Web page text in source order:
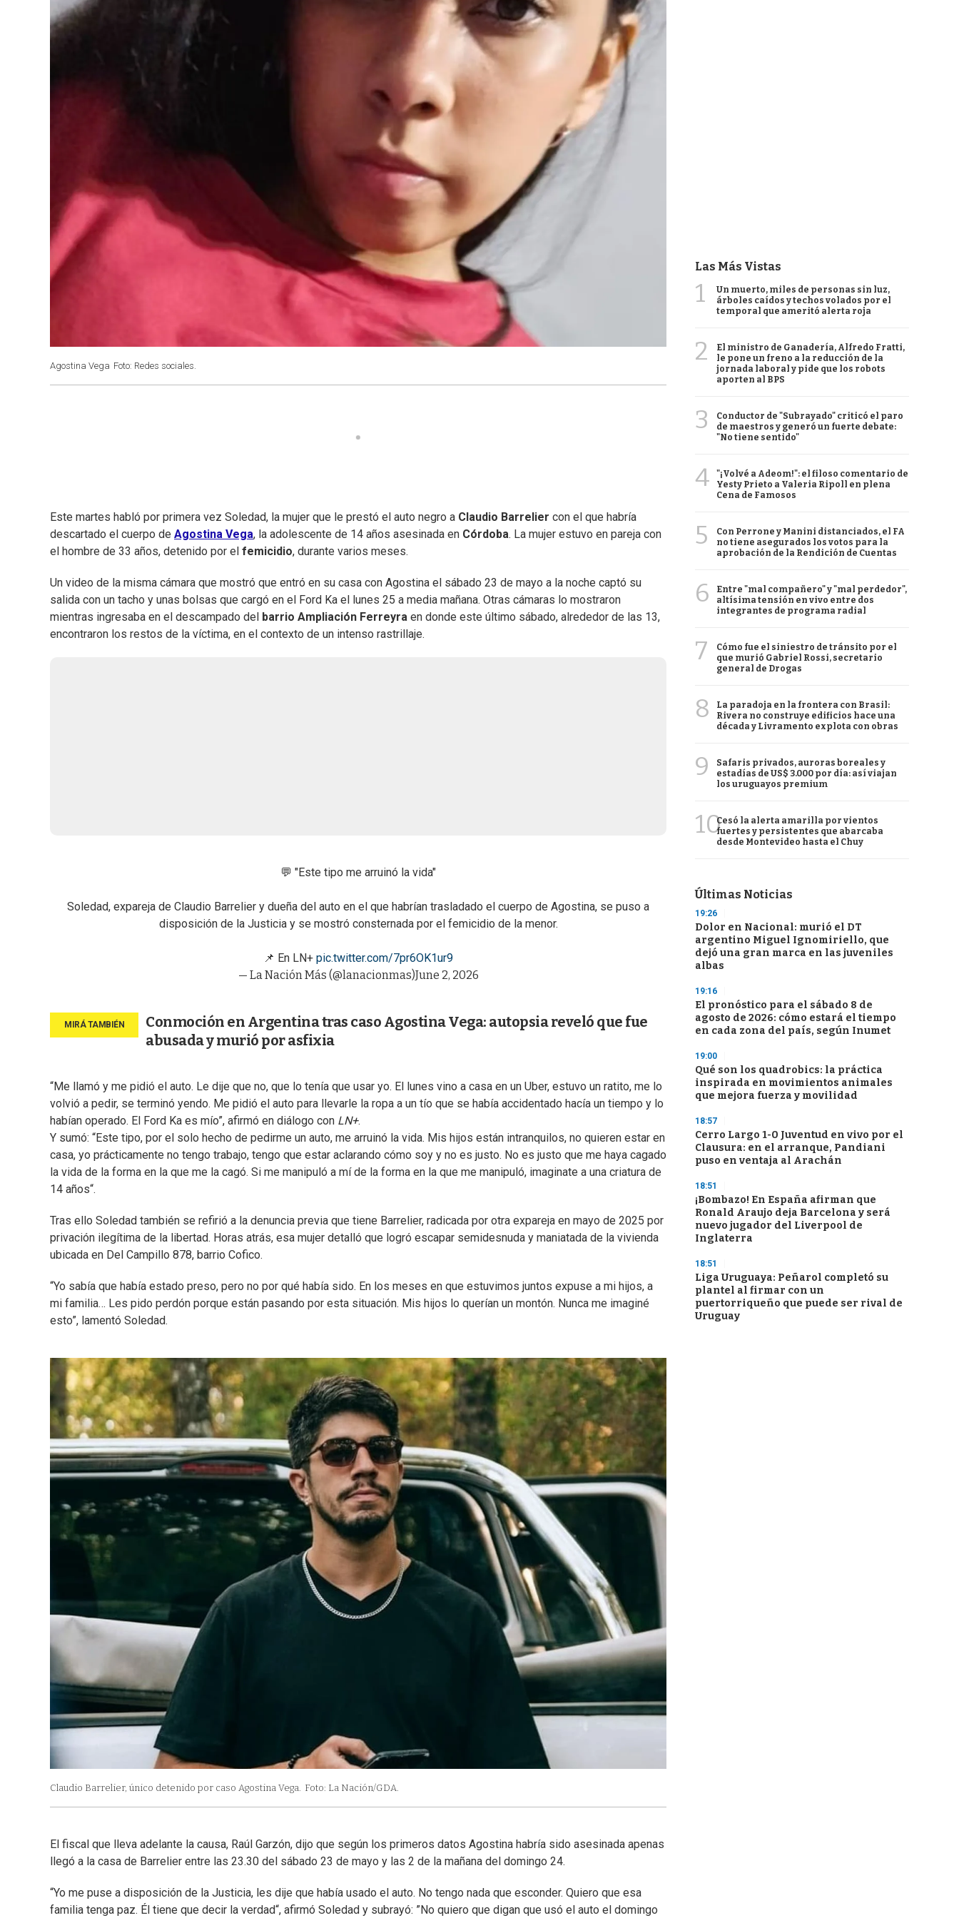
Agostina Vega Foto: Redes sociales.
Este martes habló por primera vez Soledad, la mujer que le prestó el auto negro a Claudio Barrelier con el que habría
descartado el cuerpo de Agostina Vega, la adolescente de 14 años asesinada en Córdoba. La mujer estuvo en pareja con
el hombre de 33 años, detenido por el femicidio, durante varios meses.
Un video de la misma cámara que mostró que entró en su casa con Agostina el sábado 23 de mayo a la noche captó su
salida con un tacho y unas bolsas que cargó en el Ford Ka el lunes 25 a media mañana. Otras cámaras lo mostraron
mientras ingresaba en el descampado del
barrio Ampliación Ferreyra en donde este último sábado, alrededor de las 13,
encontraron los restos de la víctima, en el contexto de un intenso rastrillaje.
💬 "Este tipo me arruinó la vida"
Soledad, expareja de Claudio Barrelier y dueña del auto en el que habrían trasladado el cuerpo de Agostina, se puso a
disposición de la Justicia y se mostró consternada por el femicidio de la menor.
📌 En LN+ pic.twitter.com/7pr6OK1ur9
— La Nación Más (@lanacionmas)June 2, 2026
Conmoción en Argentina tras caso Agostina Vega: autopsia reveló que fue
abusada y murió por asfixia
“Me llamó y me pidió el auto. Le dije que no, que lo tenía que usar yo. El lunes vino a casa en un Uber, estuvo un ratito, me lo
volvió a pedir, se terminó yendo. Me pidió el auto para llevarle la ropa a un tío que se había accidentado hacía un tiempo y lo
habían operado. El Ford Ka es mío”, afirmó en diálogo con LN+.
Y sumó: “Este tipo, por el solo hecho de pedirme un auto, me arruinó la vida. Mis hijos están intranquilos, no quieren estar en
casa, yo prácticamente no tengo trabajo, tengo que estar aclarando cómo soy y no es justo. No es justo que me haya cagado
la vida de la forma en la que me la cagó. Si me manipuló a mí de la forma en la que me manipuló, imaginate a una criatura de
14 años“.
Tras ello Soledad también se refirió a la denuncia previa que tiene Barrelier, radicada por otra expareja en mayo de 2025 por
privación ilegítima de la libertad. Horas atrás, esa mujer detalló que logró escapar semidesnuda y maniatada de la vivienda
ubicada en Del Campillo 878, barrio Cofico.
“Yo sabía que había estado preso, pero no por qué había sido. En los meses en que estuvimos juntos expuse a mi hijos, a
mi familia… Les pido perdón porque están pasando por esta situación. Mis hijos lo querían un montón. Nunca me imaginé
esto”, lamentó Soledad.
Claudio Barrelier, único detenido por caso Agostina Vega. Foto: La Nación/GDA.
El fiscal que lleva adelante la causa, Raúl Garzón, dijo que según los primeros datos Agostina habría sido asesinada apenas
llegó a la casa de Barrelier entre las 23.30 del sábado 23 de mayo y las 2 de la mañana del domingo 24.
“Yo me puse a disposición de la Justicia, les dije que había usado el auto. No tengo nada que esconder. Quiero que esa
familia tenga paz. Él tiene que decir la verdad“, afirmó Soledad y subrayó: ”No quiero que digan que usó el auto el domingo
Las Más Vistas
1
Un muerto, miles de personas sin luz,
árboles caídos y techos volados por el
temporal que ameritó alerta roja
2
El ministro de Ganadería, Alfredo Fratti,
le pone un freno a la reducción de la
jornada laboral y pide que los robots
aporten al BPS
3
Conductor de "Subrayado" criticó el paro
de maestros y generó un fuerte debate:
"No tiene sentido"
4
"¡Volvé a Adeom!": el filoso comentario de
Yesty Prieto a Valeria Ripoll en plena
Cena de Famosos
5
Con Perrone y Manini distanciados, el FA
no tiene asegurados los votos para la
aprobación de la Rendición de Cuentas
6
Entre "mal compañero" y "mal perdedor",
altísima tensión en vivo entre dos
integrantes de programa radial
7
Cómo fue el siniestro de tránsito por el
que murió Gabriel Rossi, secretario
general de Drogas
8
La paradoja en la frontera con Brasil:
Rivera no construye edificios hace una
década y Livramento explota con obras
9
Safaris privados, auroras boreales y
estadías de US$ 3.000 por día: así viajan
los uruguayos premium
10Cesó la alerta amarilla por vientos
fuertes y persistentes que abarcaba
desde Montevideo hasta el Chuy
Últimas Noticias
19:26
Dolor en Nacional: murió el DT
argentino Miguel Ignomiriello, que
dejó una gran marca en las juveniles
albas
19:16
El pronóstico para el sábado 8 de
agosto de 2026: cómo estará el tiempo
en cada zona del país, según Inumet
19:00
Qué son los quadrobics: la práctica
inspirada en movimientos animales
que mejora fuerza y movilidad
18:57
Cerro Largo 1-0 Juventud en vivo por el
Clausura: en el arranque, Pandiani
puso en ventaja al Arachán
18:51
¡Bombazo! En España afirman que
Ronald Araujo deja Barcelona y será
nuevo jugador del Liverpool de
Inglaterra
18:51
Liga Uruguaya: Peñarol completó su
plantel al firmar con un
puertorriqueño que puede ser rival de
Uruguay